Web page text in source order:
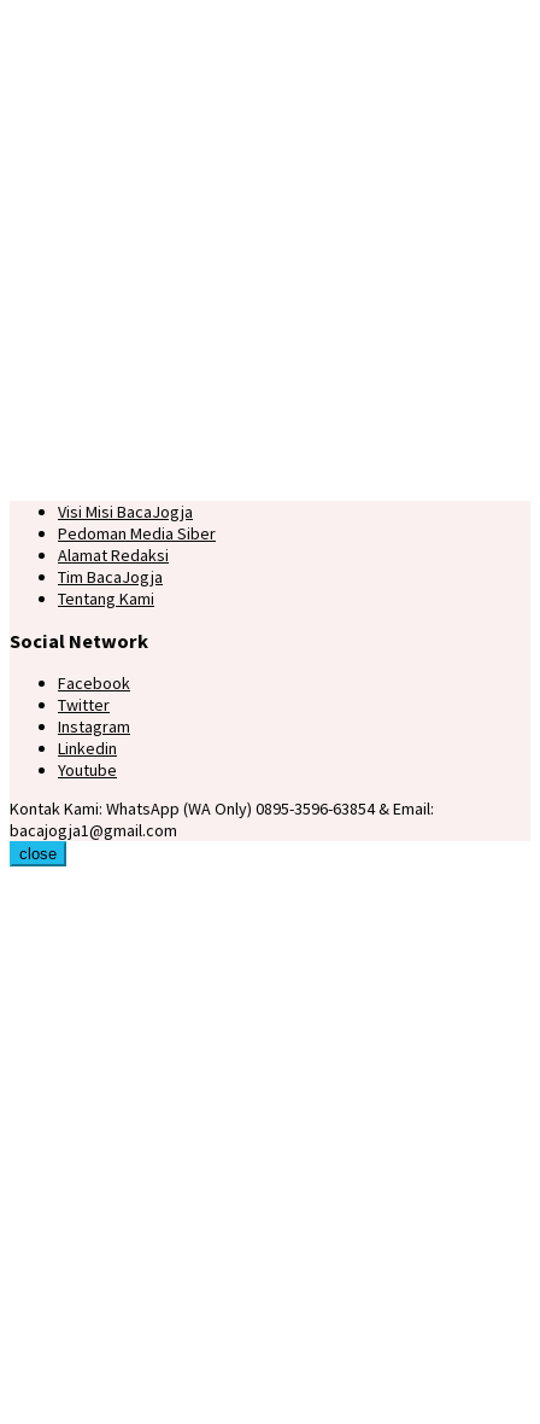
Visi Misi BacaJogja
Pedoman Media Siber
Alamat Redaksi
Tim BacaJogja
Tentang Kami
Social Network
Facebook
Twitter
Instagram
Linkedin
Youtube
Kontak Kami: WhatsApp (WA Only) 0895-3596-63854 & Email:
bacajogja1@gmail.com
close